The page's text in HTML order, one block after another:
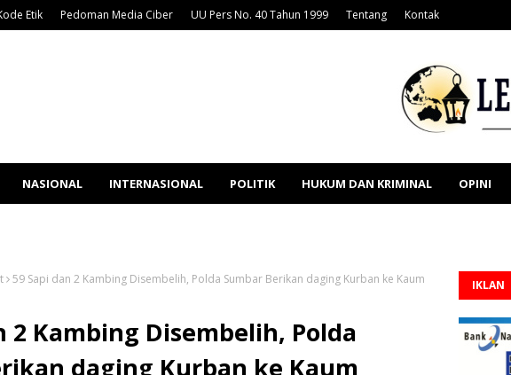
Etik Pedoman Media Ciber UU Pers No. 40 Tahun 1999 Tentang Kontak
NASIONAL INTERNASIONAL POLITIK HUKUM DAN KRIMINAL OPINI
59 Sapi dan 2 Kambing Disembelih, Polda Sumbar Berikan daging Kurban ke Kaum
2 Kambing Disembelih, Polda
daging Kurban ke Kaum
IKLAN